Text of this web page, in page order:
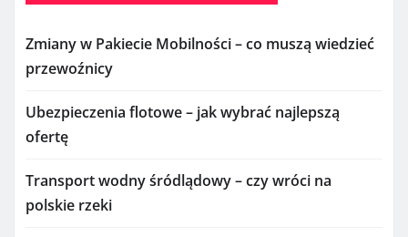
Zmiany w Pakiecie Mobilności – co muszą wiedzieć
przewoźnicy
Ubezpieczenia flotowe – jak wybrać najlepszą
ofertę
Transport wodny śródlądowy – czy wróci na
polskie rzeki